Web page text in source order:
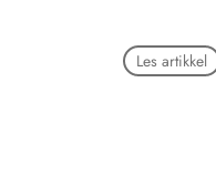
informasjon ved overtagelse av
praksis. Slike tegn tilLes artikkel